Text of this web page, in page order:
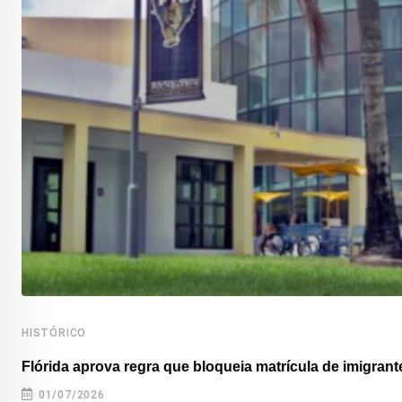
HISTÓRICO
Flórida aprova regra que bloqueia matrícula de
01/07/2026